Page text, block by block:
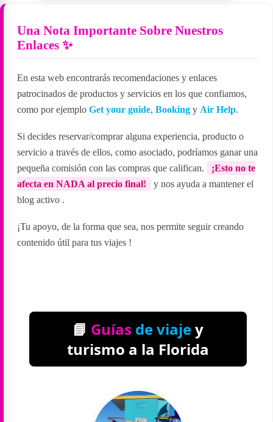
Una Nota Importante Sobre Nuestros
Enlaces ✨
En esta web encontrarás recomendaciones y enlaces
patrocinados de productos y servicios en los que confiamos,
como por ejemploGet your guide,Booking y Air Help.
Si decides reservar/comprar alguna experiencia, producto o
servicio a través de ellos, como asociado, podríamos ganar una
pequeña comisión con las compras que califican.
¡Esto no te
afecta en NADA al precio final!
y nos ayuda a mantener el
blog activo .
¡Tu apoyo, de la forma que sea, nos permite seguir creando
contenido útil para tus viajes !
📘 Guías de viajey
turismo a la Florida